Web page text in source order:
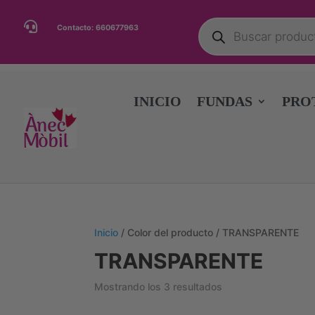
 Contacto: 660677963
Búsqueda
de
productos
INICIO FUNDAS
Inicio / Color del producto / TRANSPARENTE
TRANSPARENTE
Mostrando los 3 resultados